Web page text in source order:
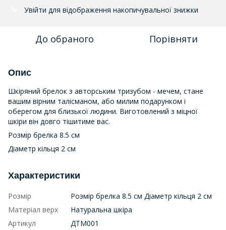
Увійти для відображення накопичувальної знижки
До обраного Порівняти
Опис
Шкіряний брелок з авторським тризубом - мечем, стане
вашим вірним талісманом, або милим подарунком і
оберегом для близької людини. Виготовлений з міцної
шкіри він довго тішитиме вас.
Розмір брелка 8.5 см
Діаметр кільця 2 см
Характеристики
Розмір
Розмір брелка 8.5 см Діаметр кільця 2 см
Матеріал верх
Натуральна шкіра
Артикул
ДТМ001